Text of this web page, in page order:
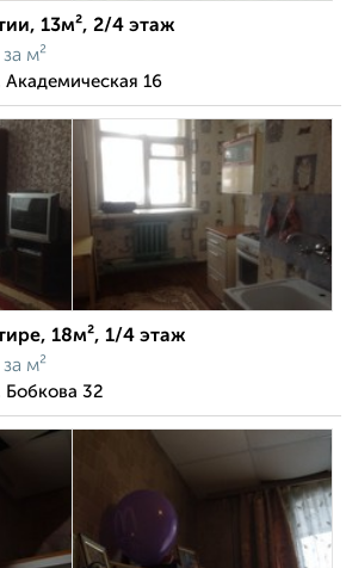
13м², 2/4 этаж
за м²
16
18м², 1/4 этаж
за м²
Бобкова 32